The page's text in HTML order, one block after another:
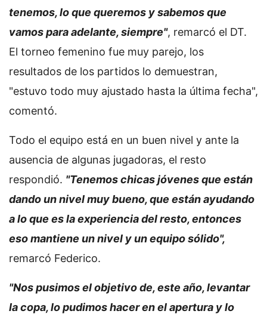
tenemos, lo que queremos y sabemos que
vamos para adelante, siempre", remarcó el DT.
El torneo femenino fue muy parejo, los
resultados de los partidos lo demuestran,
"estuvo todo muy ajustado hasta la última fecha",
comentó.
Todo el equipo está en un buen nivel y ante la
ausencia de algunas jugadoras, el resto
respondió. "Tenemos chicas jóvenes que están
dando un nivel muy bueno, que están ayudando
a lo que es la experiencia del resto, entonces
eso mantiene un nivel y un equipo sólido",
remarcó Federico.
"Nos pusimos el objetivo de, este año, levantar
la copa, lo pudimos hacer en el apertura y lo